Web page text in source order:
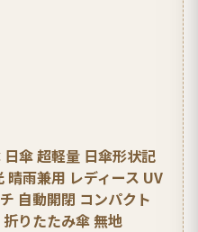
日傘 超軽量 日傘形状記
雨兼用 レディース UV
自動開閉 コンパクト
りたたみ傘 無地